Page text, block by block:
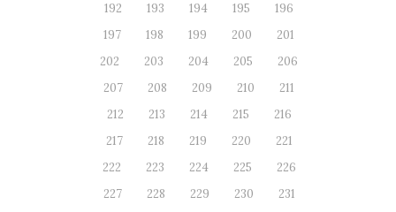
192
193 194 195
196
197
198 199 200
201
202
203 204 205
206
207
208 209 210
211
212
213 214 215
216
217
218 219 220
221
222
223 224 225
226
227
228 229 230
231